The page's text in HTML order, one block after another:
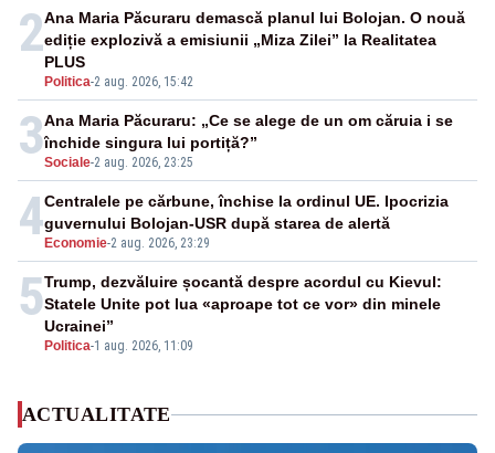
2
Politica-2 aug. 2026, 15:42
Ana Maria Păcuraru demască planul lui Bolojan. O nouă
ediție explozivă a emisiunii „Miza Zilei” la Realitatea
PLUS
3Sociale-2 aug. 2026, 23:25
Ana Maria Păcuraru: „Ce se alege de un om căruia i se
închide singura lui portiță?”
4 Economie-2 aug. 2026, 23:29
Centralele pe cărbune, închise la ordinul UE. Ipocrizia
guvernului Bolojan-USR după starea de alertă
5
Politica-1 aug. 2026, 11:09
Trump, dezvăluire șocantă despre acordul cu Kievul:
Statele Unite pot lua «aproape tot ce vor» din minele
Ucrainei”
ACTUALITATE